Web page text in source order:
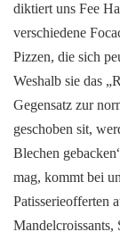
diktiert uns Fee
verschiedene
Pizzen, die sich
Weshalb sie das
Gegensatz zur
geschoben sit,
Blechen
mag, kommt bei
Patisserieofferten
Mandelcroissants,